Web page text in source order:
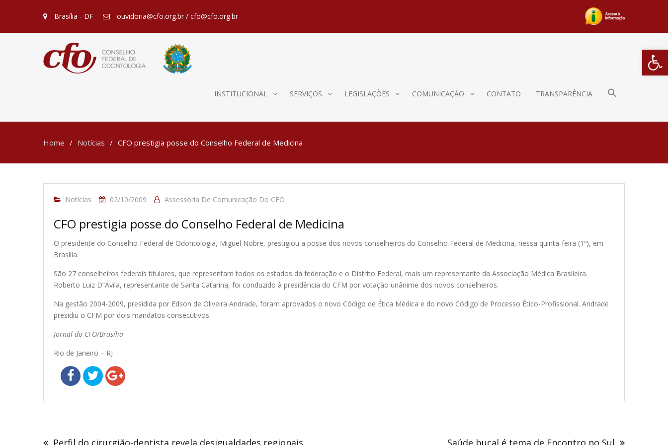
Barra de
Brasília - DF ouvidoria@cfo.org.br / cfo@cfo.org.br
INSTITUCIONAL SERVIÇOS LEGISLAÇÕES COMUNICAÇÃO CONTATO TRANSPARÊNCIA
Home Notícias CFO prestigia posse do Conselho Federal de Medicina
Notícias 02/10/2009 Assessoria De Comunicação Do CFO
CFO prestigia posse do Conselho Federal de Medicina
O presidente do Conselho Federal de Odontologia, Miguel Nobre, prestigiou a posse dos novos conselheiros do Conselho Federal de Medicina, nessa quinta-feira (1º), em
Brasília.
São 27 conselheiros federais titulares, que representam todos os estados da federação e o Distrito Federal, mais um representante da Associação Médica Brasileira.
Roberto Luiz D”Ávila, representante de Santa Catarina, foi conduzido à presidência do CFM por votação unânime dos novos conselheiros.
Na gestão 2004-2009, presidida por Edson de Oliveira Andrade, foram aprovados o novo Código de Ética Médica e do novo Código de Processo Ético-Profissional. Andrade
presidiu o CFM por dois mandatos consecutivos.
Jornal do CFO/Brasília
Rio de Janeiro – RJ
de